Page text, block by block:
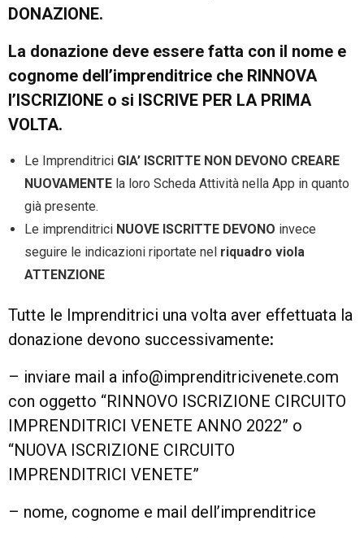
DONAZIONE.
La donazione deve essere fatta con il nome e
cognome dell’imprenditrice che RINNOVA
l’ISCRIZIONE o si ISCRIVE PER LA PRIMA
VOLTA.
Le Imprenditrici GIA’ ISCRITTE NON DEVONO CREARE
NUOVAMENTE la loro Scheda Attività nella App in quanto
già presente.
Le imprenditrici NUOVE ISCRITTE DEVONO invece
seguire le indicazioni riportate nel riquadro viola
ATTENZIONE
Tutte le Imprenditrici una volta aver effettuata la
donazione devono successivamente:
– inviare mail a info@imprenditricivenete.com
con oggetto “RINNOVO ISCRIZIONE CIRCUITO
IMPRENDITRICI VENETE ANNO 2022” o
“NUOVA ISCRIZIONE CIRCUITO
IMPRENDITRICI VENETE”
– nome, cognome e mail dell’imprenditrice